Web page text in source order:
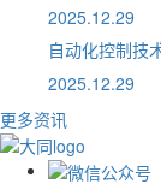
2025.12.29
自动化控制技
2025.12.29
更多资讯